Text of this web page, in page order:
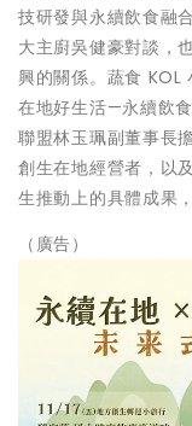
技研發與永續飲食融
大主廚吳健豪對談，
興的關係。蔬食 KOL
在地好生活—永續飲
聯盟林玉珮副董事長
創生在地經營者，以
生推動上的具體成果
（廣告）